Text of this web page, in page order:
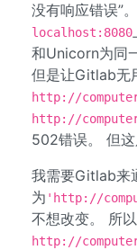
没有响应错误”
localhost:8080
和Unicorn为同
但是让Gitlab无
http://
http://
502错误。 但
我需要Gitlab来
为 'http://
不想改变。 所以
http://